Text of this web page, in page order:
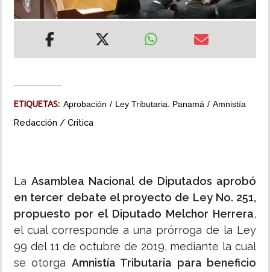
IMPRESO
ETIQUETAS: Aprobación Ley Tributaria. Panamá Amnistía
Redacción / Critica
LaAsamblea Nacional de Diputados aprobó
en tercer debate el proyecto de Ley No. 251,
propuesto por el Diputado Melchor Herrera,
el cual corresponde a una prórroga de la Ley
99 del 11 de octubre de 2019, mediante la cual
se otorga Amnistía Tributaria para beneficio